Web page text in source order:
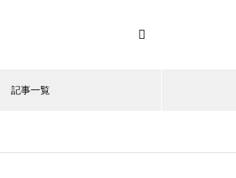
記事一覧